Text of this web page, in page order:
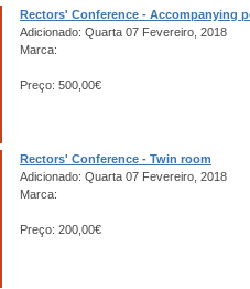
Rectors' Conference - Accompanying
Adicionado: Quarta 07 Fevereiro, 2018
Marca:
Preço: 500,00€
Rectors' Conference - Twin room
Adicionado: Quarta 07 Fevereiro, 2018
Marca:
Preço: 200,00€